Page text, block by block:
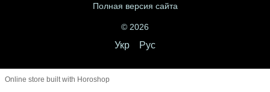
Полная версия сайта
© 2026
Укр Рус
Online store built with Horoshop